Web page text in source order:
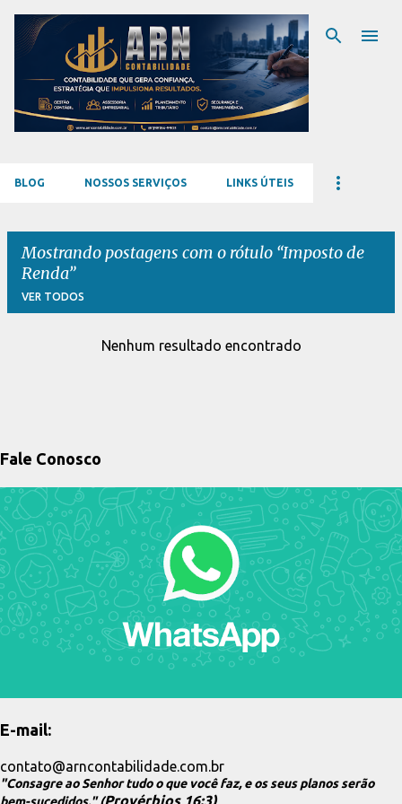
Pular para o conteúdo principal
BLOG NOSSOS SERVIÇOS LINKS ÚTEIS
Mostrando postagens com o rótulo Imposto de
Renda
VER TODOS
a
g
e
n
s
Nenhum resultado encontrado
Fale Conosco
E-mail:
contato@arncontabilidade.com.br
"Consagre ao Senhor tudo o que você faz, e os seus planos serão
Provérbios 16:3)